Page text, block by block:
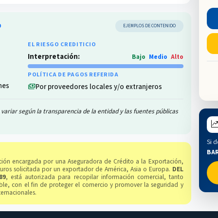
EJEMPLOS DE CONTENIDO
EL RIESGO CREDITICIO
Interpretación: Bajo Medio Alto
POLÍTICA DE PAGOS REFERIDA
paymentsPor proveedores locales y/o extranjeros
según la transparencia de la entidad y las fuentes públicas
encargada por una Aseguradora de Crédito a la Exportación,
solicitada por un exportador de América, Asia o Europa. DEL
, está autorizada para recopilar información comercial, tanto
con el fin de proteger el comercio y promover la seguridad y
Si